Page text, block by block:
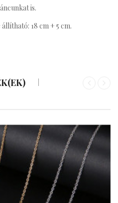
is.
18 cm + 5 cm.